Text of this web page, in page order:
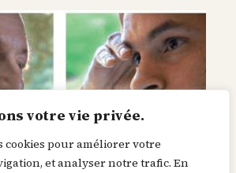
votre vie privée.
cookies pour améliorer votre
et analyser notre trafic. En